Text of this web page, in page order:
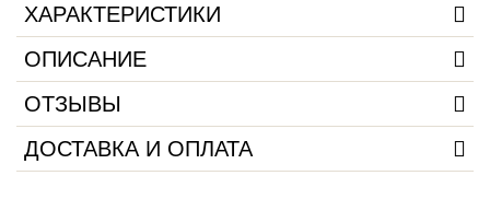
ХАРАКТЕРИСТИКИ
ОПИСАНИЕ
ОТЗЫВЫ
ДОСТАВКА И ОПЛАТА